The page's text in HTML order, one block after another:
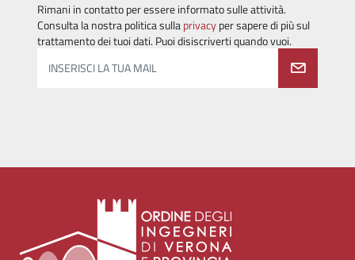
Rimani in contatto per essere informato sulle attività.
Consulta la nostra politica sullaprivacyper sapere di più sul
trattamento dei tuoi dati. Puoi disiscriverti quando vuoi.
INSERISCI LA TUA MAIL